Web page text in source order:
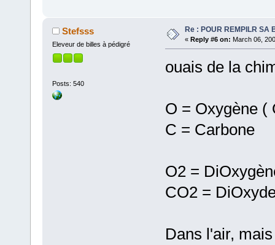
Stefsss
Eleveur de billes à pédigré
Posts: 540
Re : POUR REMPILR SA
« Reply #6 on: March 06,
ouais de la
O = Oxygène (
C = Carbone
O2 =
CO2 =
Dans l'air,